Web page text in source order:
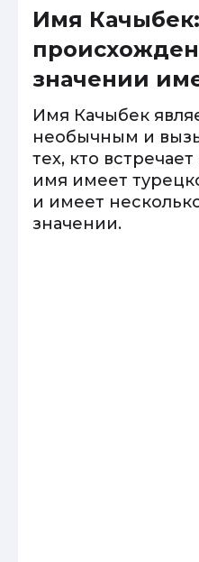
Имя
значении
Имя Качыбек
необычным и
тех, кто
имя имеет
и имеет
значении.